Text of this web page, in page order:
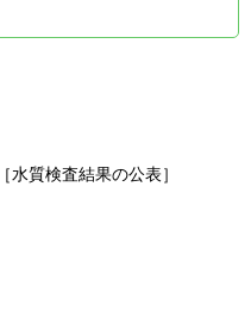
質検査結果の公表］